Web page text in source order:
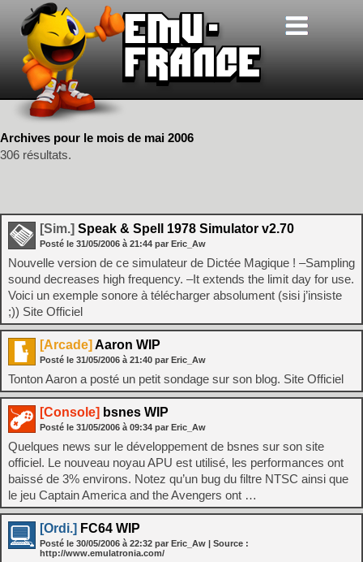
Archives pour le mois de mai 2006
306 résultats.
[Sim.] Speak & Spell 1978 Simulator v2.70
Posté le 31/05/2006 à 21:44 par Eric_Aw
Nouvelle version de ce simulateur de Dictée Magique ! –Sampling
sound decreases high frequency. –It extends the limit day for use.
Voici un exemple sonore à télécharger absolument (sisi j’insiste
;)) Site Officiel
[Arcade] Aaron WIP
Posté le 31/05/2006 à 21:40 par Eric_Aw
Tonton Aaron a posté un petit sondage sur son blog. Site Officiel
[Console] bsnes WIP
Posté le 31/05/2006 à 09:34 par Eric_Aw
Quelques news sur le développement de bsnes sur son site
officiel. Le nouveau noyau APU est utilisé, les performances ont
baissé de 3% environs. Notez qu’un bug du filtre NTSC ainsi que
le jeu Captain America and the Avengers ont …
[Ordi.] FC64 WIP
Posté le 30/05/2006 à 22:32 par Eric_Aw | Source :
http://www.emulatronia.com/